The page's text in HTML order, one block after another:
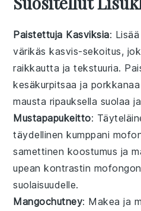
Paistettuja Kasviksia: Lisää
värikäskasvis-sekoitus,
raikkautta ja tekstuuria.
kesäkurpitsaa ja porkkanaa
mausta ripauksella suolaa ja
Mustapapukeitto:
täydellinen kumppani
samettinen koostumus ja
upean kontrastin mofongon
suolaisuudelle.
Mangochutney: Makea ja